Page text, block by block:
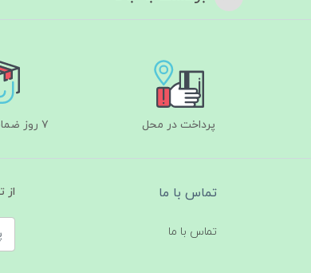
پرداخت در محل ۷ روز ضمانت بازگشت
تماس با ما
تماس با ما
از